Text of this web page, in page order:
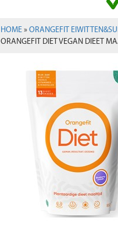
HOME»ORANGEFIT
ORANGEFIT DIET VEGAN DIEET